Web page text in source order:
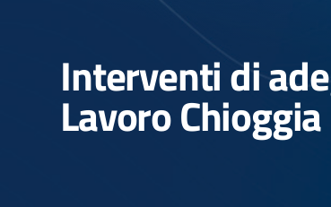
Interventi di
Lavoro Chioggia